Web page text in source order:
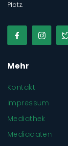
Platz.
Mehr
Kontakt
Impressum
Mediathek
Mediadaten